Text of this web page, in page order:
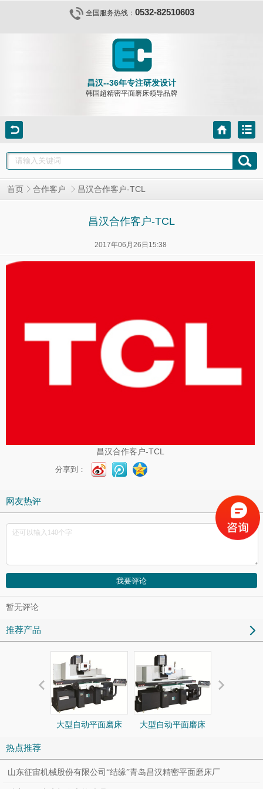
全国服务热线： 0532-82510603
昌汉--36年专注研发设计
韩国超精密平面磨床领导品牌
首页 合作客户 昌汉合作客户-TCL
昌汉合作客户-TCL
2017年06月26日15:38
昌汉合作客户-TCL
分享到：
网友热评
暂无评论
推荐产品
大型自动平面磨床 大型自动平面磨床
热点推荐
山东征宙机械股份有限公司“结缘”青岛昌汉精密平面磨床厂